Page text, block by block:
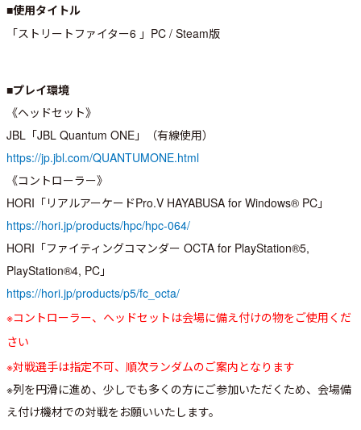
■使用タイトル
「ストリートファイター6 」PC / Steam版
■プレイ環境
《ヘッドセット》
JBL「JBL Quantum ONE」（有線使用）
https://jp.jbl.com/QUANTUMONE.html
《コントローラー》
HORI「リアルアーケードPro.V HAYABUSA for Windows® PC」
https://hori.jp/products/hpc/hpc-064/
HORI「ファイティングコマンダー OCTA for PlayStation®5,
PlayStation®4, PC」
https://hori.jp/products/p5/fc_octa/
※コントローラー、ヘッドセットは会場に備え付けの物をご使用くだ
さい
※対戦選手は指定不可、順次ランダムのご案内となります
※列を円滑に進め、少しでも多くの方にご参加いただくため、会場備
え付け機材での対戦をお願いいたします。